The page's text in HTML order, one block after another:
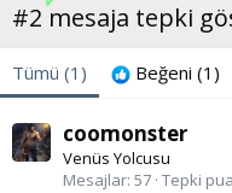
#2 mesaja tepki
Tümü (1) Beğeni (1)
coomonster
Venüs Yolcusu
Mesajlar 57 Tepki